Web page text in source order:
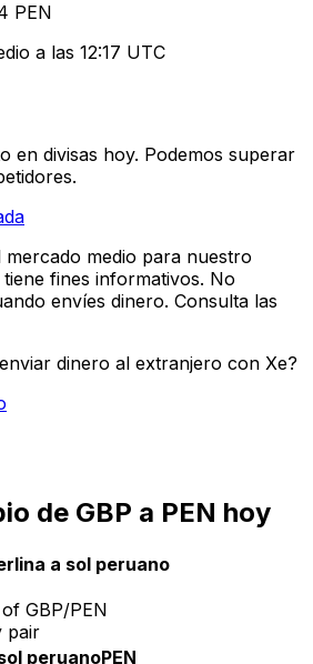
PEN
a las 12:17 UTC
en divisas hoy. Podemos superar
mercado medio para nuestro
fines informativos. No
envíes dinero. Consulta las
dinero al extranjero con Xe?
de GBP a PEN hoy
a sol peruano
GBP/PEN
pair
peruanoPEN